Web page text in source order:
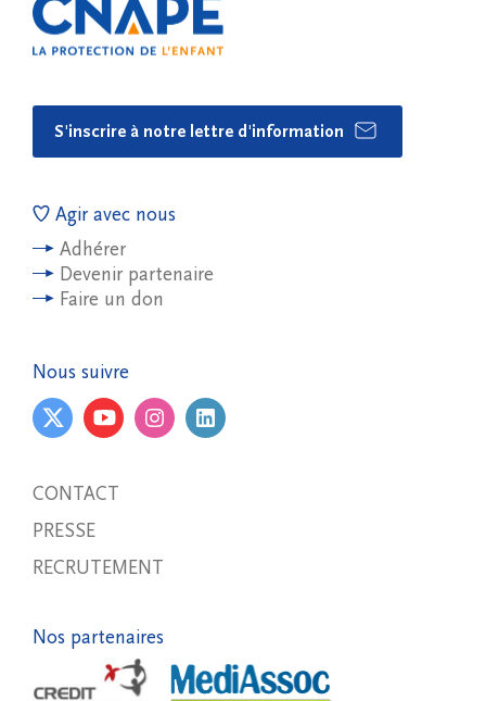
S'inscrire à notre lettre d'information
Agir avec nous
Adhérer
Devenir partenaire
Faire un don
Nous suivre
CONTACT
PRESSE
RECRUTEMENT
Nos partenaires